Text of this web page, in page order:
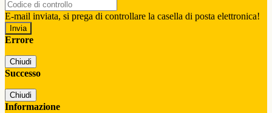
E-mail inviata, si prega di controllare la casella di posta elettronica!
Errore
Chiudi
Successo
Chiudi
Informazione